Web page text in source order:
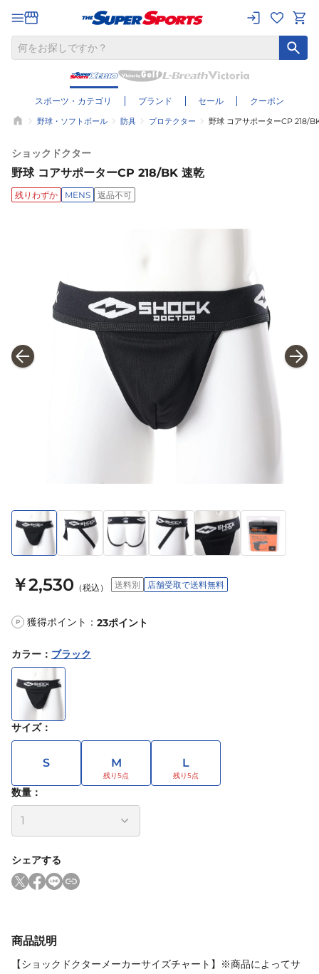
スポーツ・カテゴリ ブランド セール クーポン
野球・ソフトボール 防具 プロテクター 野球 コアサポーターCP 218/
ショックドクター
野球 コアサポーターCP 218/BK 速乾
残りわずか MENS 返品不可
￥2,530 （税込） 送料別 店舗受取で送料無料
P 獲得ポイント： 23ポイント
カラー ： ブラック
サイズ：
S M L
数量：
シェアする
商品説明
【ショックドクターメーカーサイズチャート】※商品によってサ